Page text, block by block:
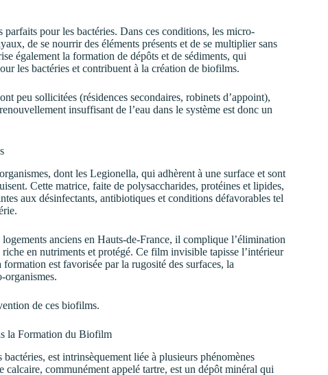
pour les bactéries. Dans ces conditions, les micro-
de se nourrir des éléments présents et de se multiplier sans
également la formation de dépôts et de sédiments, qui
les bactéries et contribuent à la création de biofilms.
peu sollicitées (résidences secondaires, robinets d’appoint),
insuffisant de l’eau dans le système est donc un
dont les Legionella, qui adhèrent à une surface et sont
Cette matrice, faite de polysaccharides, protéines et lipides,
aux désinfectants, antibiotiques et conditions défavorables tel
anciens en Hauts-de-France, il complique l’élimination
en nutriments et protégé. Ce film invisible tapisse l’intérieur
est favorisée par la rugosité des surfaces, la
organismes.
de ces biofilms.
la Formation du Biofilm
est intrinsèquement liée à plusieurs phénomènes
calcaire, communément appelé tartre, est un dépôt minéral qui